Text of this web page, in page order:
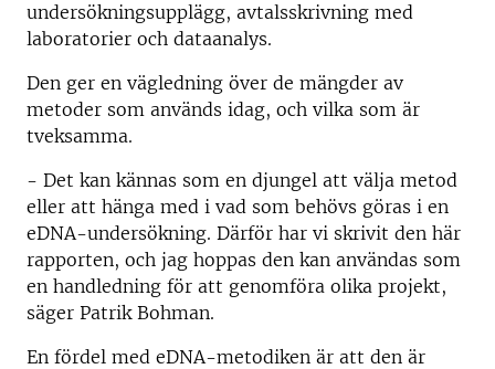
undersökningsupplägg, avtalsskrivning med
laboratorier och dataanalys.
Den ger en vägledning över de mängder av
metoder som används idag, och vilka som är
tveksamma.
- Det kan kännas som en djungel att välja metod
eller att hänga med i vad som behövs göras i en
eDNA-undersökning. Därför har vi skrivit den här
rapporten, och jag hoppas den kan användas som
en handledning för att genomföra olika projekt,
säger Patrik Bohman.
En fördel med eDNA-metodiken är att den är